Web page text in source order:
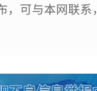
，可与本网联